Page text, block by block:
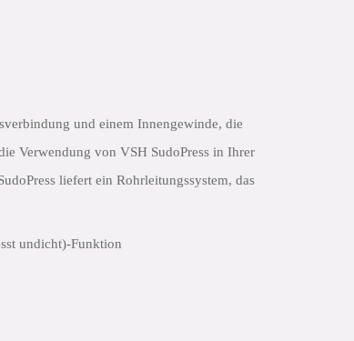
und einem Innengewinde, die
Verwendung von VSH SudoPress in Ihrer
liefert ein Rohrleitungssystem, das
undicht)-Funktion